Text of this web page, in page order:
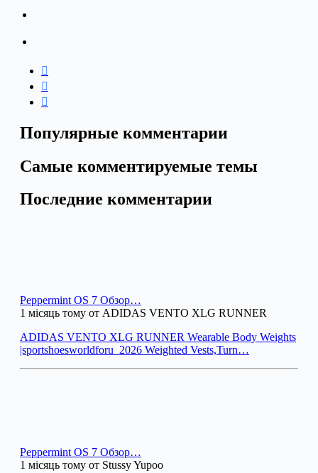
Популярные комментарии
Самые комментируемые темы
Последние комментарии
Peppermint OS 7 Обзор…
1 місяць тому от ADIDAS VENTO XLG RUNNER
ADIDAS VENTO XLG RUNNER Wearable Body Weights
|sportshoesworldforu_2026 Weighted Vests,Turn…
Peppermint OS 7 Обзор…
1 місяць тому от Stussy Yupoo